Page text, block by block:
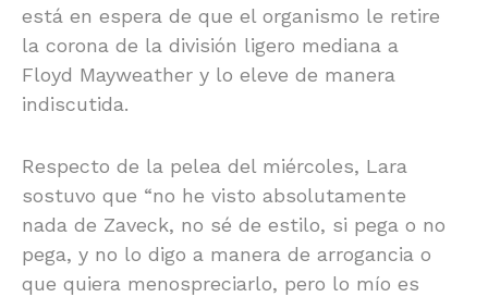
está en espera de que el organismo le retire
la corona de la división ligero mediana a
Floyd Mayweather y lo eleve de manera
indiscutida.
Respecto de la pelea del miércoles, Lara
sostuvo que “no he visto absolutamente
nada de Zaveck, no sé de estilo, si pega o no
pega, y no lo digo a manera de arrogancia o
que quiera menospreciarlo, pero lo mío es